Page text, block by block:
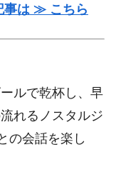
事は ≫ こちら
ルで乾杯し、早
れるノスタルジ
の会話を楽し